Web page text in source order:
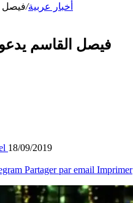
أخبار عربية/فيصل
فيصل القاسم
18/09/2019
Partager par email Imprimer